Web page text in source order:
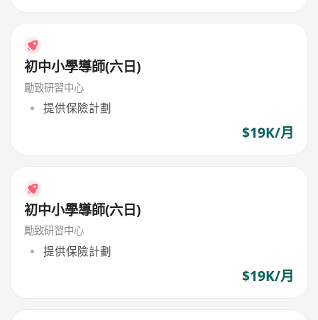
初中小學導師(六日)
勵致研習中心
提供保險計劃
$19K/月
初中小學導師(六日)
勵致研習中心
提供保險計劃
$19K/月